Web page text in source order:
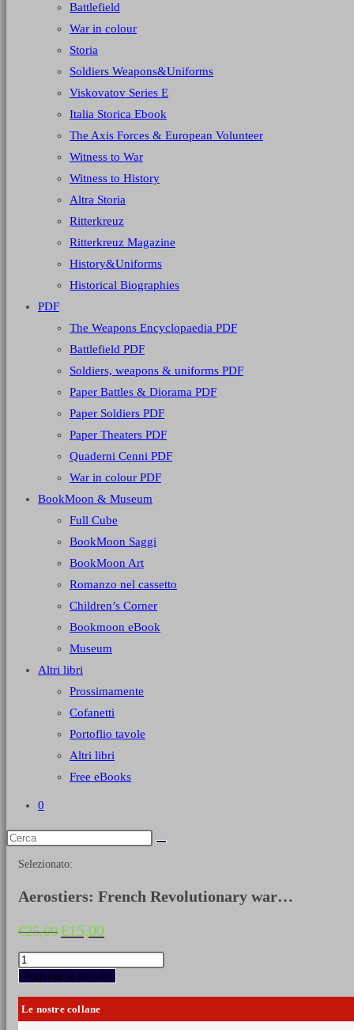
Battlefield
War in colour
Storia
Soldiers Weapons&Uniforms
Viskovatov Series E
Italia Storica Ebook
The Axis Forces & European Volunteer
Witness to War
Witness to History
Altra Storia
Ritterkreuz
Ritterkreuz Magazine
History&Uniforms
Historical Biographies
PDF
The Weapons Encyclopaedia PDF
Battlefield PDF
Soldiers, weapons & uniforms PDF
Paper Battles & Diorama PDF
Paper Soldiers PDF
Paper Theaters PDF
Quaderni Cenni PDF
War in colour PDF
BookMoon & Museum
Full Cube
BookMoon Saggi
BookMoon Art
Romanzo nel cassetto
Children’s Corner
Bookmoon eBook
Museum
Altri libri
Prossimamente
Cofanetti
Portoflio tavole
Altri libri
Free eBooks
0
Selezionato:
Aerostiers: French Revolutionary war…
€25,00 Il
prezzo
originale
era:
€25,00.
€15,00
prezzo
attuale
è:
€15,00.
Aerostiers:
French
Revolutionary
war
ballon
Aggiungi al carrello
Le nostre collane